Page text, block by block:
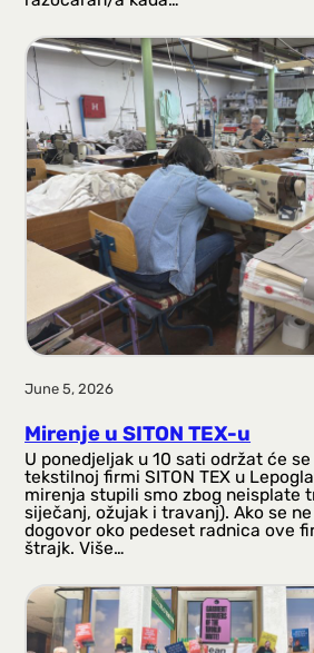
June 5, 2026
Mirenje u SITON TEX-u
U ponedjeljak u 10 sati održat će
tekstilnoj firmi SITON TEX u
mirenja stupili smo zbog neisplate
siječanj, ožujak i travanj). Ako se
dogovor oko pedeset radnica ove
štrajk. Više…